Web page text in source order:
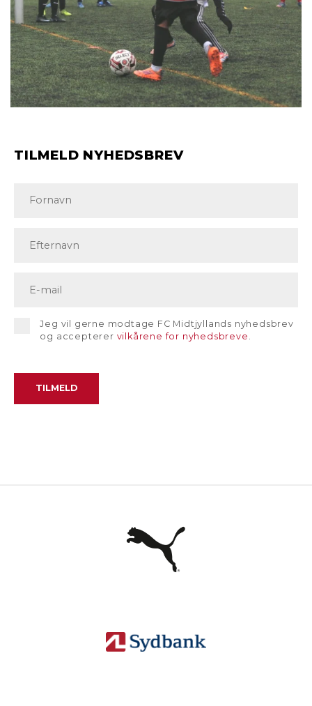
TILMELD NYHEDSBREV
Jeg vil gerne modtage FC Midtjyllands nyhedsbrev
og accepterer vilkårene for nyhedsbreve